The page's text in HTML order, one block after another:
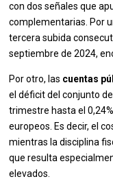
con dos señales que
complementarias. Por
tercera subida
septiembre de 2024,
Por otro, las cuentas
el déficit del conjunto
trimestre hasta el
europeos. Es decir, el
mientras la disciplina
que resulta
elevados.